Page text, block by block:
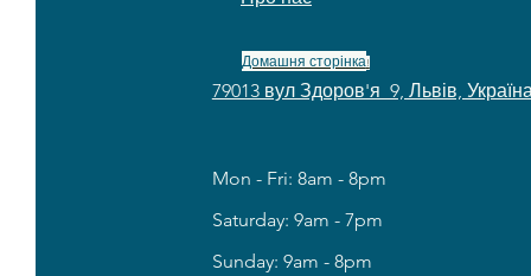
Домашня сторінка!
79013 вул Здоров'я 9, Львів,
Mon - Fri: 8am - 8pm
​​Saturday: 9am - 7pm
​Sunday: 9am - 8pm